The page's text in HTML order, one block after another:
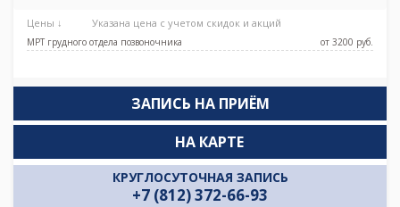
Цены ↓ Указана цена с учетом скидок и акций
МРТ грудного отдела позвоночника от 3200 pуб.
ЗАПИСЬ НА ПРИЁМ
КРУГЛОСУТОЧНАЯ ЗАПИСЬ
+7 (812) 372-66-93
НА КАРТЕ